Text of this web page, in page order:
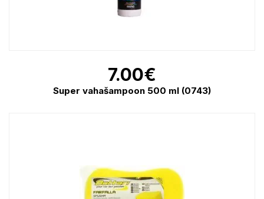
7.00€
Super vahašampoon 500 ml (0743)